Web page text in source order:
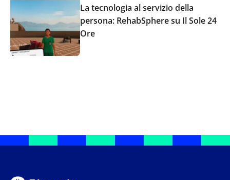
La tecnologia al servizio della
persona: RehabSphere su Il Sole 24
Ore